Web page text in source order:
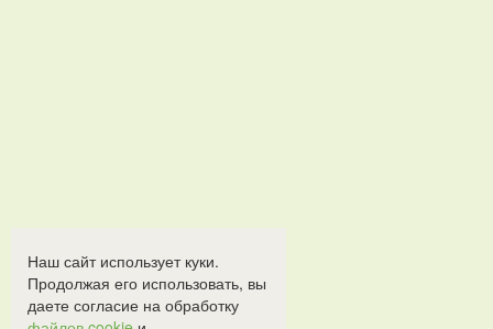
Наш сайт использует куки.
Продолжая его использовать, вы
даете согласие на обработку